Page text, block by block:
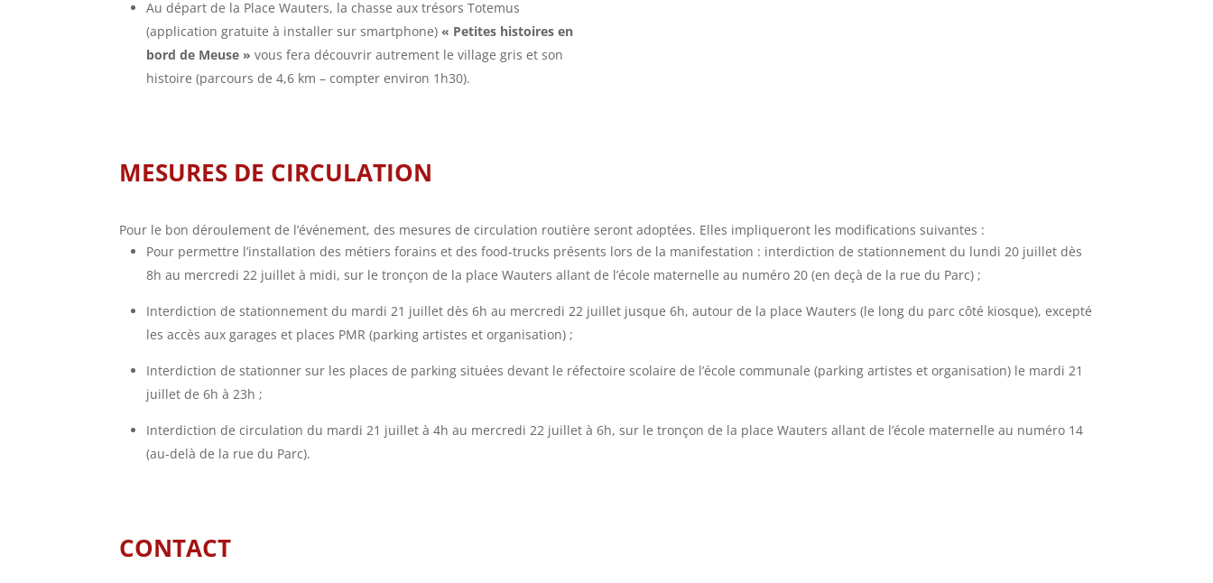
Au départ de la Place Wauters, la chasse aux trésors Totemus
(application gratuite à installer sur smartphone) « Petites histoires en
bord de Meuse » vous fera découvrir autrement le village gris et son
histoire (parcours de 4,6 km – compter environ 1h30).
MESURES DE CIRCULATION
Pour le bon déroulement de l’événement, des mesures de circulation routière seront adoptées. Elles impliqueront les modifications suivantes :
Pour permettre l’installation des métiers forains et des food-trucks présents lors de la manifestation : interdiction de stationnement du lundi 20 juillet dès
8h au mercredi 22 juillet à midi, sur le tronçon de la place Wauters allant de l’école maternelle au numéro 20 (en deçà de la rue du Parc) ;
Interdiction de stationnement du mardi 21 juillet dès 6h au mercredi 22 juillet jusque 6h, autour de la place Wauters (le long du parc côté kiosque), excepté
les accès aux garages et places PMR (parking artistes et organisation) ;
Interdiction de stationner sur les places de parking situées devant le réfectoire scolaire de l’école communale (parking artistes et organisation) le mardi 21
juillet de 6h à 23h ;
Interdiction de circulation du mardi 21 juillet à 4h au mercredi 22 juillet à 6h, sur le tronçon de la place Wauters allant de l’école maternelle au numéro 14
(au-delà de la rue du Parc).
CONTACT